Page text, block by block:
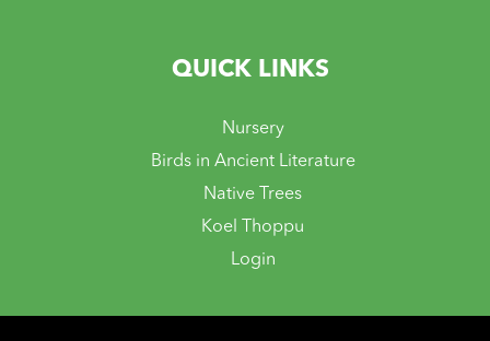
QUICK LINKS
Nursery
Birds in Ancient Literature
Native Trees
Koel Thoppu
Login